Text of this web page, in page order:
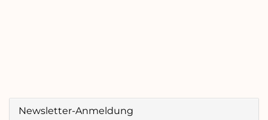
Newsletter-Anmeldung